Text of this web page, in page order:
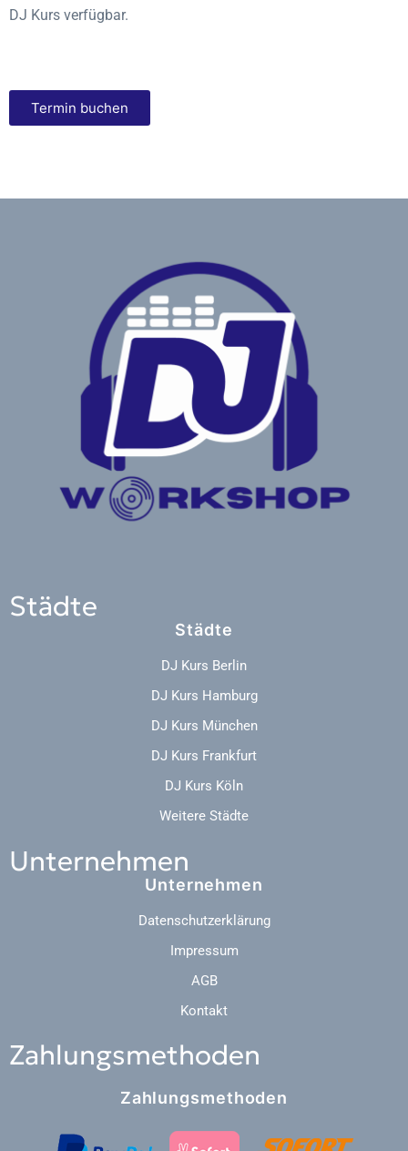
DJ Kurs verfügbar.
Termin buchen
Städte
Städte
DJ Kurs Berlin
DJ Kurs Hamburg
DJ Kurs München
DJ Kurs Frankfurt
DJ Kurs Köln
Weitere Städte
Unternehmen
Unternehmen
Datenschutzerklärung
Impressum
AGB
Kontakt
Zahlungsmethoden
Zahlungsmethoden